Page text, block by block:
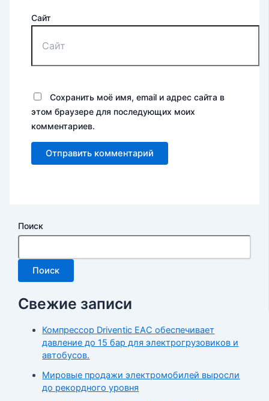
Сайт
Сохранить моё имя, email и адрес сайта в
этом браузере для последующих моих
комментариев.
Поиск
Поиск
Свежие записи
Компрессор Driventic EAC обеспечивает
давление до 15 бар для электрогрузовиков и
автобусов.
Мировые продажи электромобилей выросли
до рекордного уровня